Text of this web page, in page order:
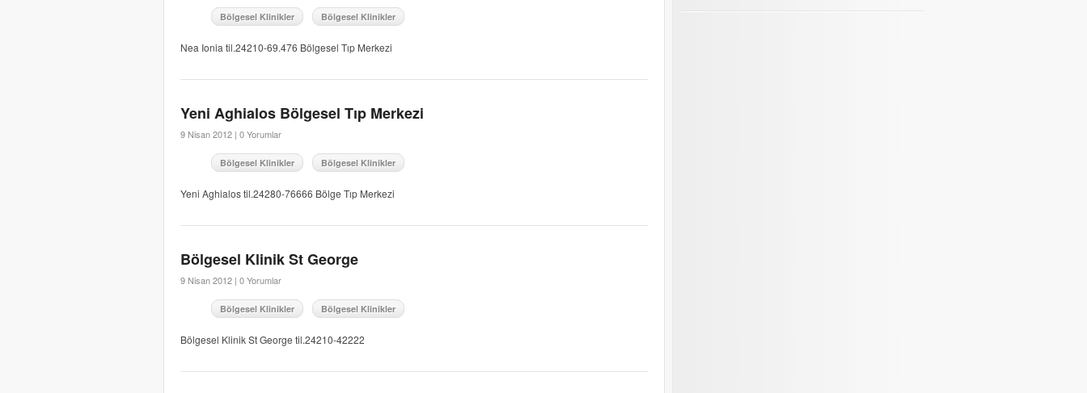
Bölgesel Klinikler Bölgesel Klinikler
Nea Ionia til.24210-69.476 Bölgesel Tıp Merkezi
Yeni Aghialos Bölgesel Tıp Merkezi
9 Nisan 2012 | 0 Yorumlar
Bölgesel Klinikler Bölgesel Klinikler
Yeni Aghialos til.24280-76666 Bölge Tıp Merkezi
Bölgesel Klinik St George
9 Nisan 2012 | 0 Yorumlar
Bölgesel Klinikler Bölgesel Klinikler
Bölgesel Klinik St George til.24210-42222